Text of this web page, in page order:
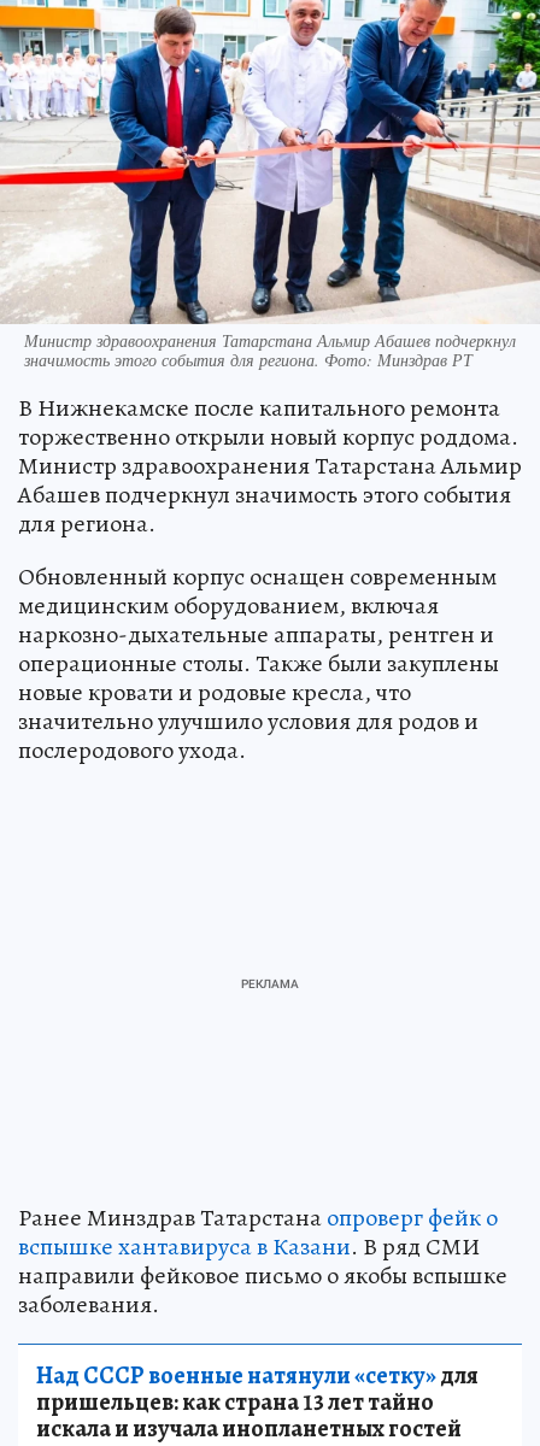
Министр здравоохранения Татарстана Альмир Абашев подчеркнул
значимость этого события для региона. Фото: Минздрав РТ
В Нижнекамске после капитального ремонта
торжественно открыли новый корпус роддома.
Министр здравоохранения Татарстана Альмир
Абашев подчеркнул значимость этого события
для региона.
Обновленный корпус оснащен современным
медицинским оборудованием, включая
наркозно-дыхательные аппараты, рентген и
операционные столы. Также были закуплены
новые кровати и родовые кресла, что
значительно улучшило условия для родов и
послеродового ухода.
Ранее Минздрав Татарстанаопроверг фейк о
вспышке хантавируса в Казани. В ряд СМИ
направили фейковое письмо о якобы вспышке
заболевания.
Над СССР военные натянули «сетку»для
пришельцев: как страна 13 лет тайно
искала и изучала инопланетных гостей